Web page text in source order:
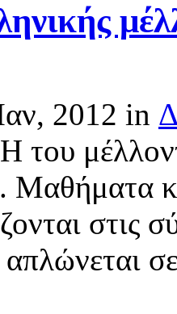
2012 in
Μαθήματα
στις